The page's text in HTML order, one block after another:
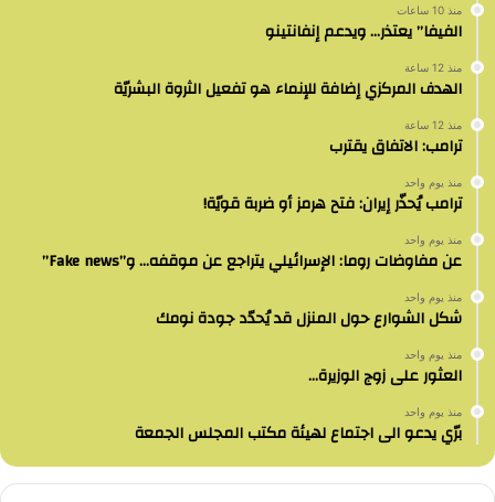
منذ 10 ساعات
الفيفا” يعتذر… ويدعم إنفانتينو
منذ 12 ساعة
الهدف المركزي إضافة للإنماء هو تفعيل الثروة البشريّة
منذ 12 ساعة
ترامب: الاتفاق يقترب
منذ يوم واحد
ترامب يُحذّر إيران: فتح هرمز أو ضربة قويّة!
منذ يوم واحد
عن مفاوضات روما: الإسرائيلي يتراجع عن موقفه… و”Fake news”
منذ يوم واحد
شكل الشوارع حول المنزل قد يُحدّد جودة نومك
منذ يوم واحد
العثور على زوج الوزيرة…
منذ يوم واحد
برّي يدعو الى اجتماع لهيئة مكتب المجلس الجمعة